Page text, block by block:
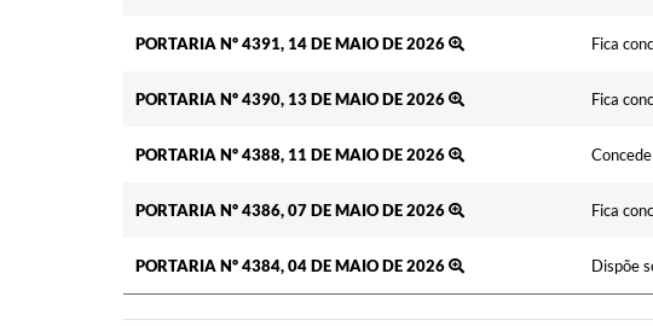
PORTARIA Nº 4391, 14 DE MAIO DE 2026 Fica
PORTARIA Nº 4390, 13 DE MAIO DE 2026 Fica
PORTARIA Nº 4388, 11 DE MAIO DE 2026
PORTARIA Nº 4386, 07 DE MAIO DE 2026 Fica
PORTARIA Nº 4384, 04 DE MAIO DE 2026 Dispõe